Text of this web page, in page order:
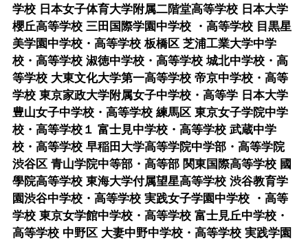
学校 日本女子体育大学附属二階堂高等学校 日本大学
櫻丘高等学校 三田国際学園中学校 ・高等学校 目黒星
美学園中学校・高等学校 板橋区 芝浦工業大学中学
校・高等学校 淑徳中学校・高等学校 城北中学校・高
等学校 大東文化大学第一高等学校 帝京中学校・高等
学校 東京家政大学附属女子中学校・高等学 日本大学
豊山女子中学校・高等学校 練馬区 東京女子学院中学
校・高等学校１ 富士見中学校・高等学校 武蔵中学
校・高等学校 早稲田大学高等学院中学部・高等学院
渋谷区 青山学院中等部・高等部 関東国際高等学校 國
學院高等学校 東海大学付属望星高等学校 渋谷教育学
園渋谷中学校・高等学校 実践女子学園中学校 ・高等
学校 東京女学館中学校・高等学校 富士見丘中学校・
高等学校 中野区 大妻中野中学校・高等学校 実践学園